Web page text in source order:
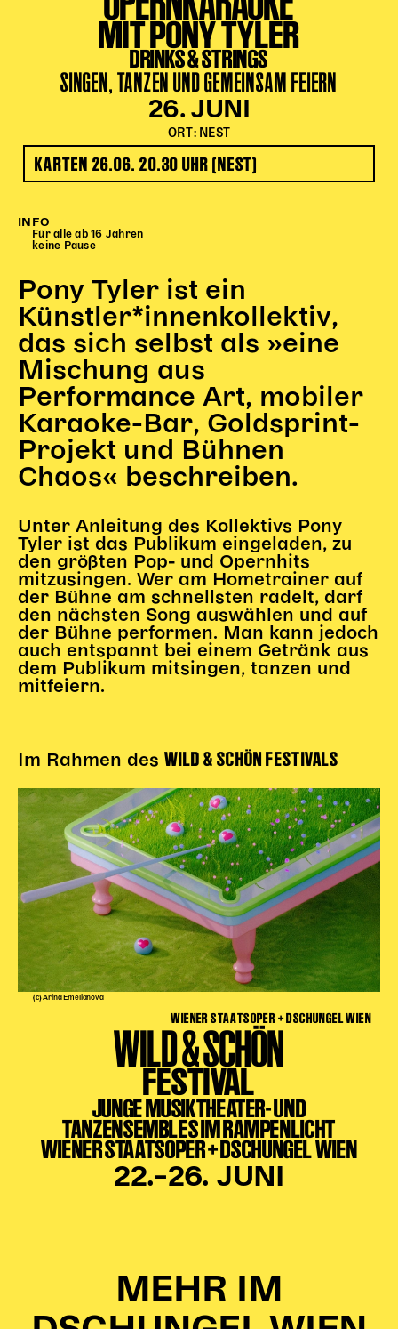
Theaterwerkstätten
PÄDAGOGIK
Rund um den Vorstellungsbesuch
Begleitmaterial
TheaterPaket
Probenklasse
Vorstellungen für pädagogische Institutionen
Angebote für Pädagog*innen
PädagogikClub
Sommerfest
Open House
Newsletter für pädagogische Institutionen
Gl!tch4
Wem gehört die Bühne?
House of Hybrid Rebels
HAUS
Über Uns
Bühnen + Studios
Leitlinien
Kulturpatenschaft
Partner*innen
20 Jahre Dschungel Wien
SERVICE
Karten + Preise
Anfahrt
Vermietung
SPENDEN + FÖRDERN
Translate to English
Suchbegriffe
Suchen
MIT PONY TYLER
DRINKS & STRINGS
SINGEN, TANZEN UND GEMEINSAM FEIERN
26. JUNI
ORT: NEST
KARTEN 26.06. 20.30 UHR (NEST)
INFO
Für alle ab 16 Jahren
keine Pause
Pony Tyler ist ein
Künstler*innenkollektiv,
das sich selbst als »eine
Mischung aus
Performance Art, mobiler
Karaoke-Bar, Goldsprint-
Projekt und Bühnen
Chaos« beschreiben.
Unter Anleitung des Kollektivs Pony
Tyler ist das Publikum eingeladen, zu
den größten Pop- und Opernhits
mitzusingen. Wer am Hometrainer auf
der Bühne am schnellsten radelt, darf
den nächsten Song auswählen und auf
der Bühne performen. Man kann jedoch
auch entspannt bei einem Getränk aus
dem Publikum mitsingen, tanzen und
mitfeiern.
Im Rahmen des WILD & SCHÖN FESTIVALS
(c) Arina Emelianova
WIENER STAATSOPER + DSCHUNGEL WIEN
WILD & SCHÖN
FESTIVAL
JUNGE MUSIKTHEATER- UND
TANZENSEMBLES IM RAMPENLICHT
WIENER STAATSOPER + DSCHUNGEL WIEN
22.–26. JUNI
MEHR IM